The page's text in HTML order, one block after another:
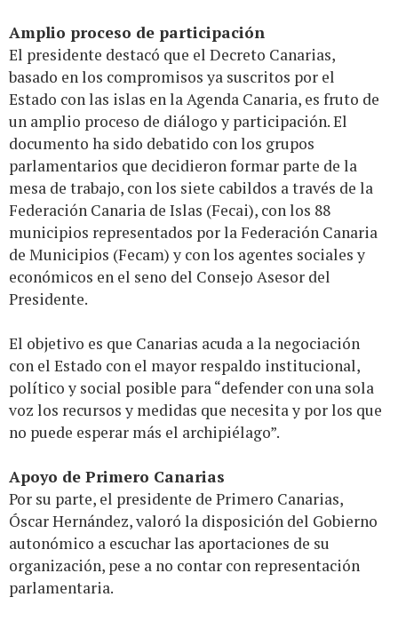
Amplio proceso de participación
El presidente destacó que el Decreto Canarias,
basado en los compromisos ya suscritos por el
Estado con las islas en la Agenda Canaria, es fruto de
un amplio proceso de diálogo y participación. El
documento ha sido debatido con los grupos
parlamentarios que decidieron formar parte de la
mesa de trabajo, con los siete cabildos a través de la
Federación Canaria de Islas (Fecai), con los 88
municipios representados por la Federación Canaria
de Municipios (Fecam) y con los agentes sociales y
económicos en el seno del Consejo Asesor del
Presidente.
El objetivo es que Canarias acuda a la negociación
con el Estado con el mayor respaldo institucional,
político y social posible para “defender con una sola
voz los recursos y medidas que necesita y por los que
no puede esperar más el archipiélago”.
Apoyo de Primero Canarias
Por su parte, el presidente de Primero Canarias,
Óscar Hernández, valoró la disposición del Gobierno
autonómico a escuchar las aportaciones de su
organización, pese a no contar con representación
parlamentaria.